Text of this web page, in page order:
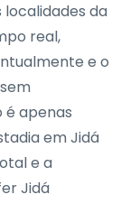
localidades da
real,
e o
é apenas
em Jidá
e a
Jidá